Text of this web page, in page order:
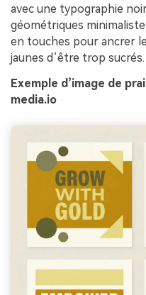
avec une typographie
géométriques
en touches pour ancrer
jaunes d’être trop sucrés.
Exemple d’image de
media.io